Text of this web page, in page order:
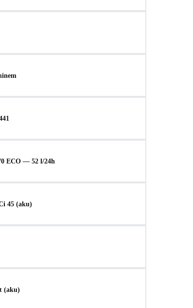
ECO — 52 l/24h
45 (aku)
(aku)